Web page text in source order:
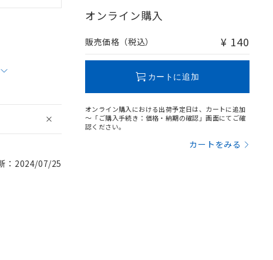
：2024/07/25
オンライン購入
販売価格（税込） ¥ 140
カートに追加
オンライン購入における出荷予定日は、カートに追加
～「ご購入手続き：価格・納期の確認」画面にてご確
認ください。
カートをみる